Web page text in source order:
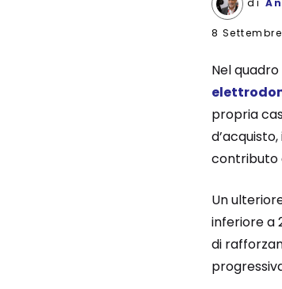
di
8
Nel
propria
contributo
Un
inferiore a
di